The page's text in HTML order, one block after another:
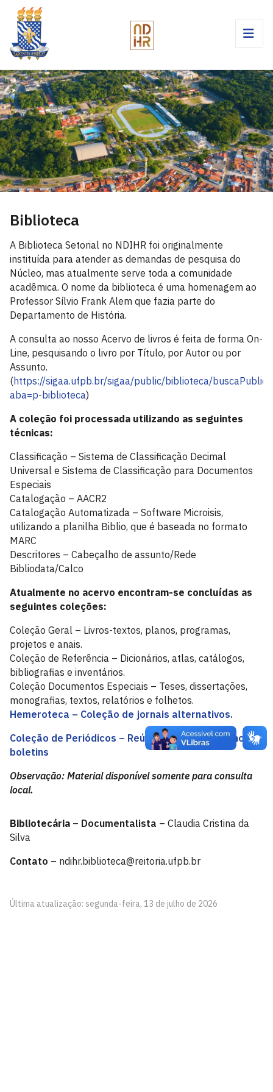
Biblioteca
A Biblioteca Setorial no NDIHR foi originalmente
instituída para atender as demandas de pesquisa do
Núcleo, mas atualmente serve toda a comunidade
acadêmica. O nome da biblioteca é uma homenagem ao
Professor Sílvio Frank Alem que fazia parte do
Departamento de História.
A consulta ao nosso Acervo de livros é feita de forma On-
Line, pesquisando o livro por Título, por Autor ou por
Assunto.
(https://sigaa.ufpb.br/sigaa/public/biblioteca/
aba=p-biblioteca)
A coleção foi processada utilizando as seguintes
técnicas:
Classificação – Sistema de Classificação Decimal
Universal e Sistema de Classificação para Documentos
Especiais
Catalogação – AACR2
Catalogação Automatizada – Software Microisis,
utilizando a planilha Biblio, que é baseada no formato
MARC
Descritores – Cabeçalho de assunto/Rede
Bibliodata/Calco
Atualmente no acervo encontram-se concluídas as
seguintes coleções:
Coleção Geral – Livros-textos, planos, programas,
projetos e anais.
Coleção de Referência – Dicionários, atlas, catálogos,
bibliografias e inventários.
Coleção Documentos Especiais – Teses, dissertações,
monografias, textos, relatórios e folhetos.
Hemeroteca – Coleção de jornais alternativos.
Coleção de Periódicos – Reúne Revistas, cadernos e
boletins
Observação: Material disponível somente para consulta
local.
Bibliotecária – Documentalista – Claudia Cristina da
Silva
Contato – ndihr.biblioteca@reitoria.ufpb.br
Última atualização: segunda-feira, 13 de julho de 2026